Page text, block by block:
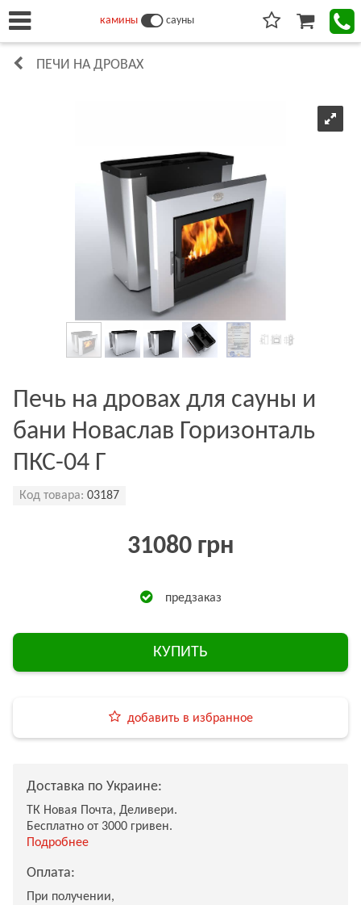
камины сауны
ПЕЧИ НА ДРОВАХ
Печь на дровах для сауны и
бани Новаслав Горизонталь
ПКС-04 Г
Код товара: 03187
31080 грн
предзаказ
КУПИТЬ
добавить в избранное
Доставка по Украине:
ТК Новая Почта, Деливери.
Бесплатно от 3000 гривен.
Подробнее
Оплата:
При получении,